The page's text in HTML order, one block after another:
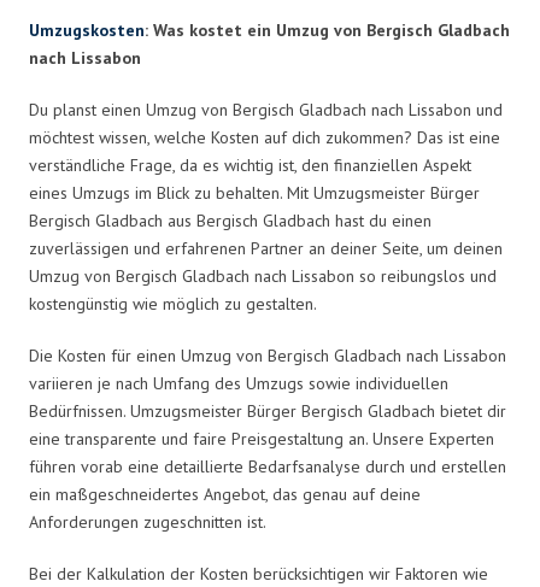
Umzugskosten: Was kostet ein Umzug von Bergisch Gladbach
nach Lissabon
Du planst einen Umzug von Bergisch Gladbach nach Lissabon und
möchtest wissen, welche Kosten auf dich zukommen? Das ist eine
verständliche Frage, da es wichtig ist, den finanziellen Aspekt
eines Umzugs im Blick zu behalten. Mit Umzugsmeister Bürger
Bergisch Gladbach aus Bergisch Gladbach hast du einen
zuverlässigen und erfahrenen Partner an deiner Seite, um deinen
Umzug von Bergisch Gladbach nach Lissabon so reibungslos und
kostengünstig wie möglich zu gestalten.
Die Kosten für einen Umzug von Bergisch Gladbach nach Lissabon
variieren je nach Umfang des Umzugs sowie individuellen
Bedürfnissen. Umzugsmeister Bürger Bergisch Gladbach bietet dir
eine transparente und faire Preisgestaltung an. Unsere Experten
führen vorab eine detaillierte Bedarfsanalyse durch und erstellen
ein maßgeschneidertes Angebot, das genau auf deine
Anforderungen zugeschnitten ist.
Bei der Kalkulation der Kosten berücksichtigen wir Faktoren wie